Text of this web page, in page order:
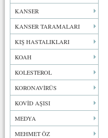
KANSER
KANSER TARAMALARI
KIŞ HASTALIKLARI
KOAH
KOLESTEROL
KORONAVİRÜS
KOVİD AŞISI
MEDYA
MEHMET ÖZ